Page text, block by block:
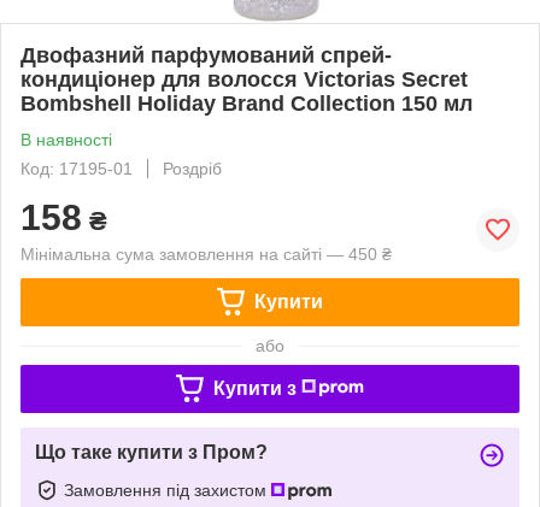
Двофазний парфумований спрей-
кондиціонер для волосся Victorias Secret
Bombshell Holiday Brand Collection 150 мл
В наявності
Код: 17195-01
Роздріб
158 ₴
Мінімальна сума замовлення на сайті — 450 ₴
Купити
або
Купити з
Що таке купити з Пром?
Замовлення під захистом